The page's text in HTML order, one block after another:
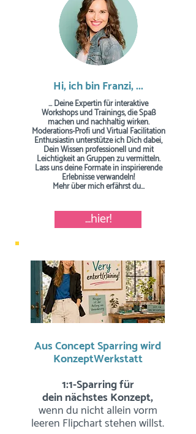
Hi, ich bin Franzi, ...
... Deine Expertin für interaktive
Workshops und Trainings, die Spaß
machen und nachhaltig wirken.
Moderations-Profi und Virtual Facilitation
Enthusiastin unterstütze ich Dich dabei,
Dein Wissen professionell und mit
Leichtigkeit an Gruppen zu vermitteln.
Lass uns deine Formate in inspirierende
Erlebnisse verwandeln!
Mehr über mich erfährst du...
...hier!
Aus Concept Sparring wird
KonzeptWerkstatt
1:1-Sparring für
dein nächstes Konzept,
wenn du nicht allein vorm
leeren Flipchart stehen willst.